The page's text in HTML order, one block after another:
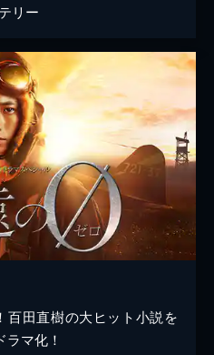
リー
百田直樹の大ヒット小説を
マ化！